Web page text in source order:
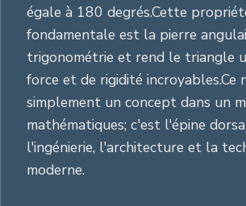
égale à 180 degrés.Cette
fondamentale est la pierre
trigonométrie et rend le triangle
force et de rigidité incroyables.Ce
simplement un concept dans un
mathématiques; c'est l'épine
l'ingénierie, l'architecture et la
moderne.